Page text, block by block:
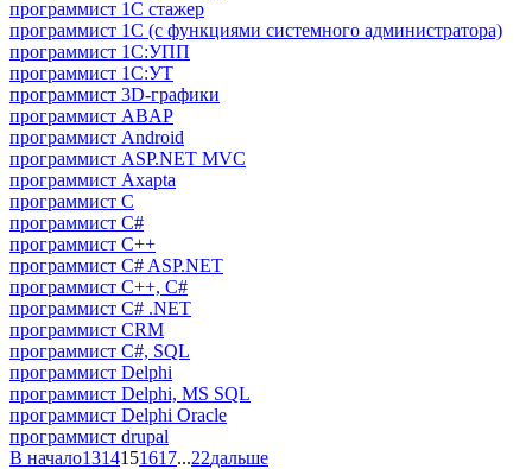
программист 1С стажер
программист 1С (с функциями системного администратора)
программист 1С:УПП
программист 1С:УТ
программист 3D-графики
программист ABAP
программист Android
программист ASP.NET MVC
программист Axapta
программист C
программист C#
программист C++
программист C# ASP.NET
программист C++, C#
программист C# .NET
программист CRM
программист C#, SQL
программист Delphi
программист Delphi, MS SQL
программист Delphi Oracle
программист drupal
В начало1314151617...22дальше